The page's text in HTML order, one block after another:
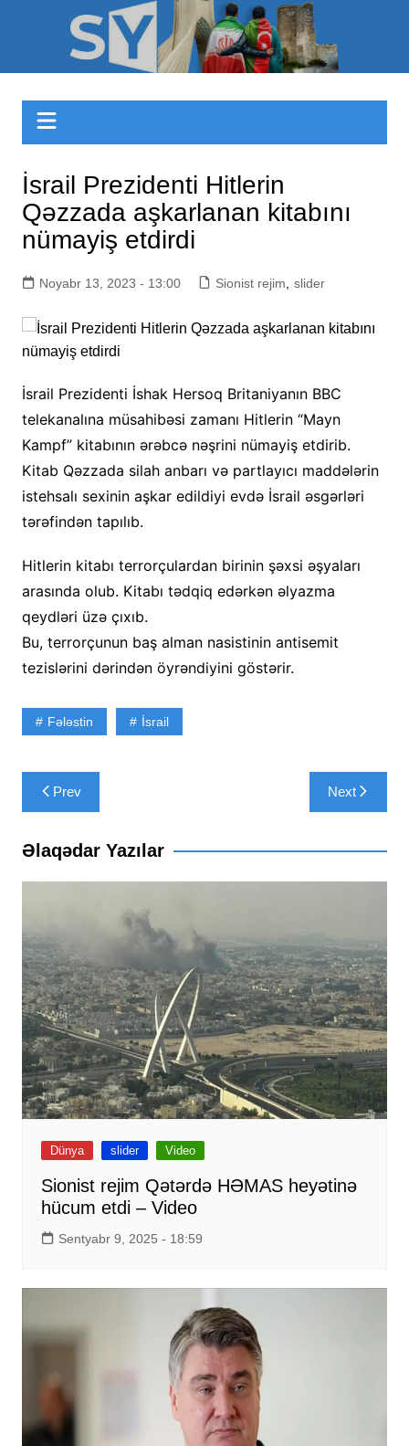
Sizinyol.org
İsrail Prezidenti Hitlerin
Qəzzada aşkarlanan kitabını
nümayiş etdirdi
Noyabr 13, 2023 - 13:00 Sionist rejim slider
İsrail Prezidenti İshak Hersoq Britaniyanın BBC
telekanalına müsahibəsi zamanı Hitlerin “Mayn
Kampf” kitabının ərəbcə nəşrini nümayiş etdirib.
Kitab Qəzzada silah anbarı və partlayıcı maddələrin
istehsalı sexinin aşkar edildiyi evdə İsrail əsgərləri
tərəfindən tapılıb.
Hitlerin kitabı terrorçulardan birinin şəxsi əşyaları
arasında olub. Kitabı tədqiq edərkən əlyazma
qeydləri üzə çıxıb.
Bu, terrorçunun baş alman nasistinin antisemit
tezislərini dərindən öyrəndiyini göstərir.
Fələstin İsrail
Yazı
naviqasiyası
Prev Next
Əlaqədar Yazılar
Dünya slider Video
Sionist rejim Qətərdə HƏMAS heyətinə
hücum etdi – Video
Sentyabr 9, 2025 - 18:59